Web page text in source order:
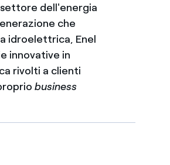
dell'energia
che
idroelettrica, Enel
innovative in
rivolti a clienti
business